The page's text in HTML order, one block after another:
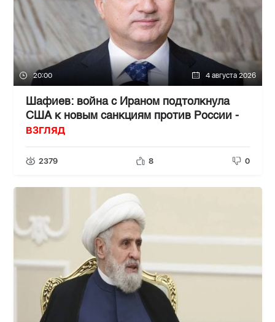
20:00 4 августа 2026
Шафиев: война с Ираном подтолкнула
США к новым санкциям против России -
ВЗГЛЯД
2379 8 0